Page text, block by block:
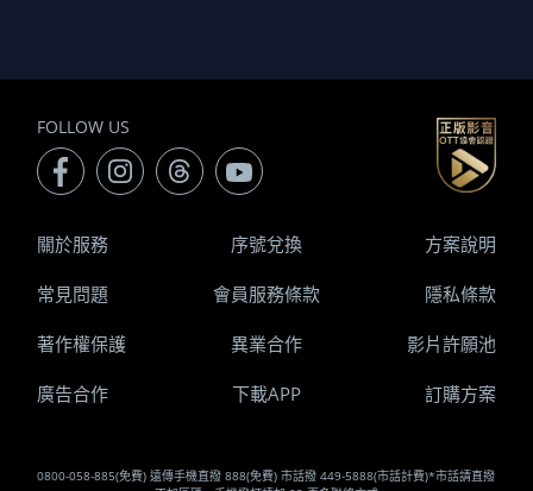
FOLLOW US
0800-058-885(免費) 遠傳手機直撥 888(免費) 市話撥 449-5888(市話計費)*市話請直撥
關於服務 序號兌換 方案說明
常見問題 會員服務條款 隱私條款
著作權保護 異業合作 影片許願池
廣告合作 下載APP 訂購方案